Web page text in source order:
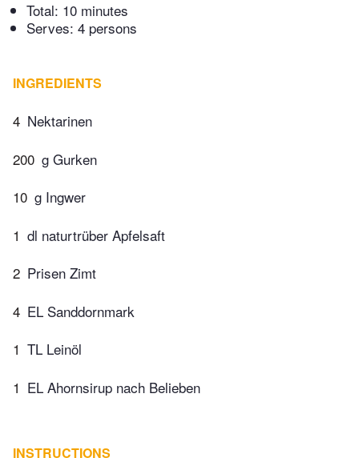
Total: 10 minutes
Serves: 4 persons
INGREDIENTS
4 Nektarinen
200 g Gurken
10 g Ingwer
1 dl naturtrüber Apfelsaft
2 Prisen Zimt
4 EL Sanddornmark
1 TL Leinöl
1 EL Ahornsirup nach Belieben
INSTRUCTIONS